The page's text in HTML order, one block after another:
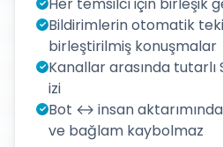
✓
✓ Bildirimlerin otomatik
birleştirilmiş konuşmalar
✓ Kanallar arasında
izi
✓ Bot ↔ insan
ve bağlam kaybolmaz